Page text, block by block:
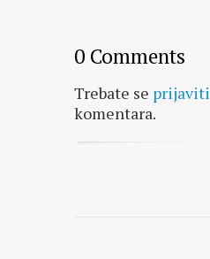
0 Comments
Trebate se prijaviti
komentara.